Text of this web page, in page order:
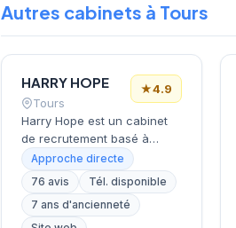
Autres cabinets à Tours
HARRY HOPE
Tours
★4.9
Harry Hope est un cabinet
de recrutement basé à
Tours, spécialisé dans le
sourcing et le placement de
talents pour les entreprises
de la région Centre-Val de
Approche directe
76 avis
Tél. disponible
7 ans d'ancienneté